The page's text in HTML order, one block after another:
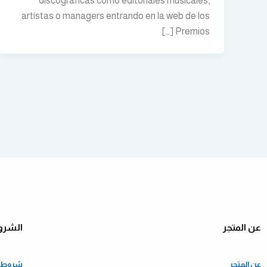
artistas o managers entrando en la web de los
Premios […]
عن المتجر
عن المتجر شروط